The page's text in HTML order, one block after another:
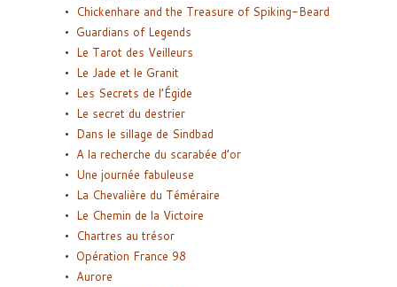
Chickenhare and the Treasure of Spiking-Beard
Guardians of Legends
Le Tarot des Veilleurs
Le Jade et le Granit
Les Secrets de l’Égide
Le secret du destrier
Dans le sillage de Sindbad
A la recherche du scarabée d’or
Une journée fabuleuse
La Chevalière du Téméraire
Le Chemin de la Victoire
Chartres au trésor
Opération France 98
Aurore